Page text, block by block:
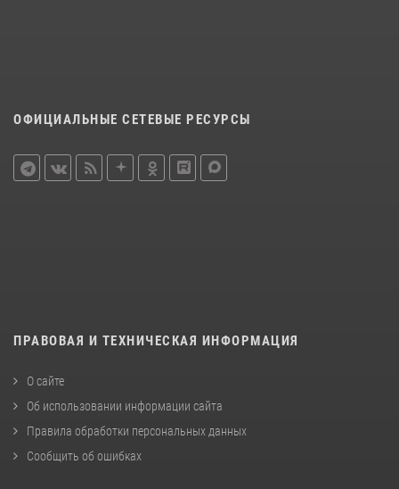
ОФИЦИАЛЬНЫЕ СЕТЕВЫЕ РЕСУРСЫ
ПРАВОВАЯ И ТЕХНИЧЕСКАЯ ИНФОРМАЦИЯ
О сайте
Об использовании информации сайта
Правила обработки персональных данных
Сообщить об ошибках